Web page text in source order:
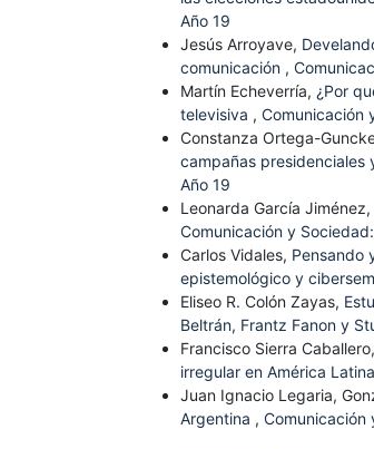
Año 19
Jesús Arroyave,
comunicación ,
Martín Echeverría, ¿Por
televisiva , Comunicación
Constanza Ortega-
campañas presidenciales
Año 19
Leonarda García Jiménez,
Comunicación y
Carlos Vidales, Pensando
epistemológico y
Eliseo R. Colón Zayas,
Beltrán, Frantz Fanon y
Francisco Sierra
irregular en América Latina
Juan Ignacio Legaria,
Argentina , Comunicación